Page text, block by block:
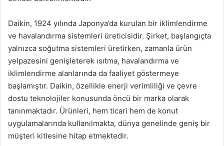
Daikin, 1924 yılında Japonya’da kurulan bir iklimlendirme
ve havalandırma sistemleri üreticisidir. Şirket, başlangıçta
yalnızca soğutma sistemleri üretirken, zamanla ürün
yelpazesini genişleterek ısıtma, havalandırma ve
iklimlendirme alanlarında da faaliyet göstermeye
başlamıştır. Daikin, özellikle enerji verimliliği ve çevre
dostu teknolojiler konusunda öncü bir marka olarak
tanınmaktadır. Ürünleri, hem ticari hem de konut
uygulamalarında kullanılmakta, dünya genelinde geniş bir
müşteri kitlesine hitap etmektedir.